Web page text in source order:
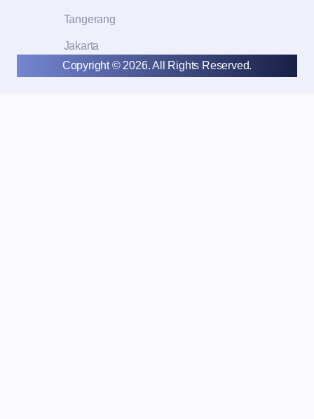
Tangerang
Jakarta
Copyright © 2026. All Rights Reserved.